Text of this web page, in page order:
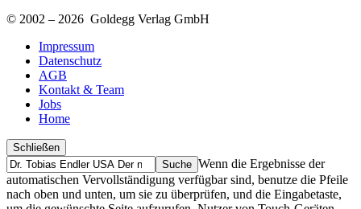
© 2002 – 2026 Goldegg Verlag GmbH
Impressum
Datenschutz
AGB
Kontakt & Team
Jobs
Home
Schließen
Suche
Finde
…
Wenn die Ergebnisse der
automatischen Vervollständigung verfügbar sind, benutze die Pfeile
nach oben und unten, um sie zu überprüfen, und die Eingabetaste,